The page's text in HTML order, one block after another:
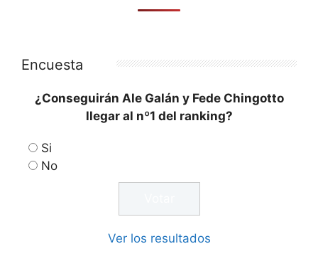
Encuesta
¿Conseguirán Ale Galán y Fede Chingotto
llegar al nº1 del ranking?
Si
No
Ver los resultados